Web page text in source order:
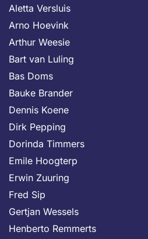
Aletta Versluis
Arno Hoevink
Arthur Weesie
Bart van Luling
Bas Doms
Bauke Brander
Dennis Koene
Dirk Pepping
Dorinda Timmers
Emile Hoogterp
Erwin Zuuring
Fred Sip
Gertjan Wessels
Henberto Remmerts